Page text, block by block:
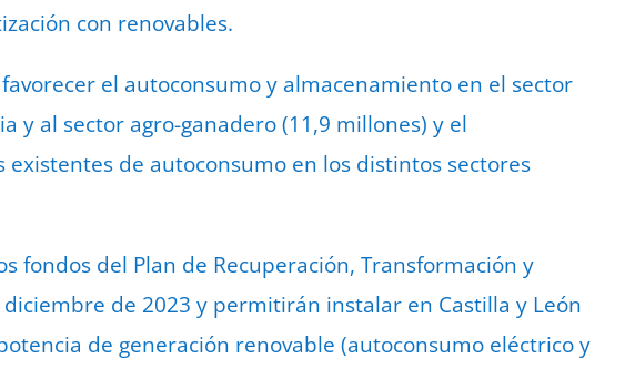
con renovables.
el autoconsumo y almacenamiento en el sector
y al sector agro-ganadero (11,9 millones) y el
de autoconsumo en los distintos sectores
fondos del Plan de Recuperación, Transformación y
de 2023 y permitirán instalar en Castilla y León
de generación renovable (autoconsumo eléctrico y